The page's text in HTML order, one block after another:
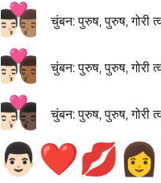
👨🏻‍❤️‍💋‍👨🏽 चुंबन: पुरुष, पुरुष, गोरी
👨🏻‍❤️‍💋‍👨🏾 चुंबन: पुरुष, पुरुष, गोरी
👨🏻‍❤️‍💋‍👨🏿 चुंबन: पुरुष, पुरुष, गोरी
👨🏻‍❤️‍💋‍👩